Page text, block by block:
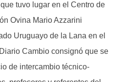
tuvo lugar en el Centro de
Ovina Mario Azzarini
Uruguayo de la Lana en el
Cambio consignó que se
de intercambio técnico-